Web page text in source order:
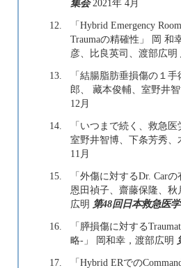
集会2021年 4月
12.
「Hybrid Emergency
Traumaの精確性」 岡 和
彦、比良英司、渡部広明
13.
「結腸脂肪垂損傷の１
郎、 藏本俊輔、室野井
12月
14.
「いつまで続く、救急
室野井智博、下条芳秀
11月
15.
「外傷に対するDr. Car
恩田禎子、齋藤保隆、
広明 第48回日本救急医
16.
「膵損傷に対する
略-」 岡和幸，渡部広明
17.
「Hybrid ERでの